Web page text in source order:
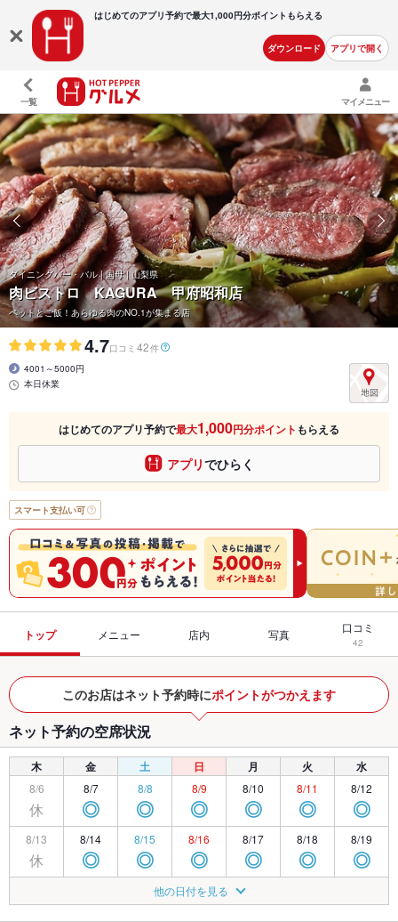
はじめてのアプリ予約で最大1,000円分ポイントもらえる
ダウンロード アプリで開く
一覧 マイメニュー
ダイニングバー・バル | 国母 | 山梨県
肉ビストロ KAGURA 甲府昭和店
ペットとご飯！あらゆる肉のNO.1が集まる店
4.7口コミ 42件
4001～5000円
本日休業
はじめてのアプリ予約で最大1,000円分ポイント もらえる
アプリでひらく
スマート支払い可
トップ メニュー 店内 写真 口コミ
42
このお店はネット予約時にポイントがつかえます
ネット予約の空席状況
木 金 土 日 月 火 水
8/6
休
8/7
◎
8/8
◎
8/9
◎
8/10
◎
8/11
◎
8/12
◎
8/13
休
8/14
◎
8/15
◎
8/16
◎
8/17
◎
8/18
◎
8/19
◎
休 ◎
8/22
◎
8/23
◎
8/24
◎ ◎ ◎
他の日付を見る